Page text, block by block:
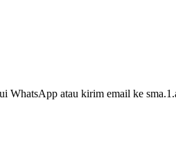
WhatsApp atau kirim email ke